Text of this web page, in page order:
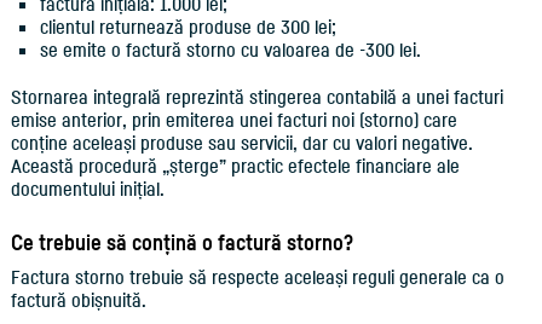
clientul returnează produse de 300 lei;
se emite o factură storno cu valoarea de -300 lei.
Stornarea integrală reprezintă stingerea contabilă a unei facturi
emise anterior, prin emiterea unei facturi noi (storno) care
conține aceleași produse sau servicii, dar cu valori negative.
Această procedură „șterge” practic efectele financiare ale
documentului inițial.
Ce trebuie să conțină o factură storno?
Factura storno trebuie să respecte aceleași reguli generale ca o
factură obișnuită.